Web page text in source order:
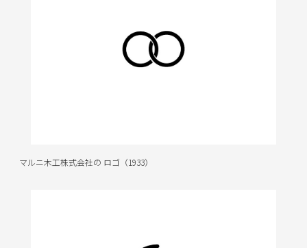
マルニ木工株式会社の ロゴ（1933）